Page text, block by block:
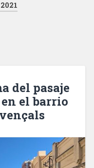
del pasaje
el barrio